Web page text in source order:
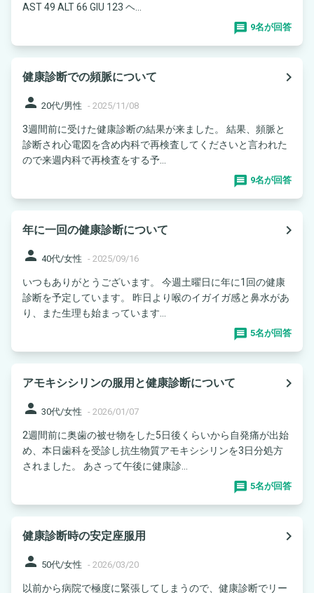
AST 49 ALT 66 GlU 123 ヘ...
9名が回答
健康診断での頻脈について
navigate_next
person 20代/男性 - 2025/11/08
3週間前に受けた健康診断の結果が来ました。 結果、頻脈と
診断され心電図を含め内科で再検査してくださいと言われた
ので来週内科で再検査をする予...
9名が回答
年に一回の健康診断について
navigate_next
person 40代/女性 - 2025/09/16
いつもありがとうございます。 今週土曜日に年に1回の健康
診断を予定しています。 昨日より喉のイガイガ感と鼻水があ
り、また生理も始まっています...
5名が回答
アモキシシリンの服用と健康診断について
navigate_next
person 30代/女性 - 2026/01/07
2週間前に奥歯の被せ物をした5日後くらいから自発痛が出始
め、本日歯科を受診し抗生物質アモキシシリンを3日分処方
されました。 あさって午後に健康診...
5名が回答
健康診断時の安定座服用
navigate_next
person 50代/女性 - 2026/03/20
以前から病院で極度に緊張してしまうので、健康診断でリー